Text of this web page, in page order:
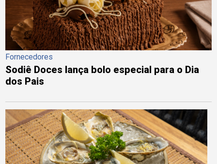
Fornecedores
Sodiê Doces lança bolo especial para o Dia
dos Pais